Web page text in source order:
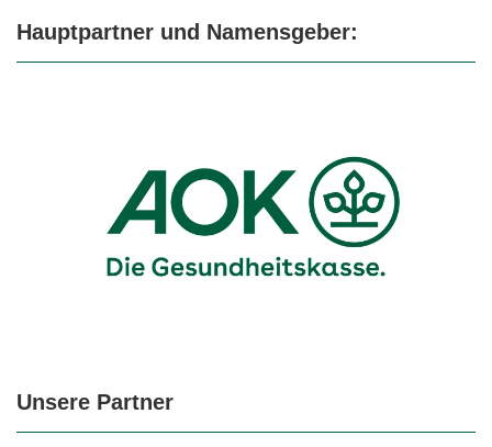
Hauptpartner und Namensgeber:
Unsere Partner